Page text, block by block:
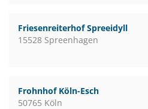
Friesenreiterhof Spreeidyll
15528 Spreenhagen
Frohnhof Köln-Esch
50765 Köln